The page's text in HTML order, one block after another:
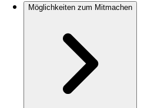
Möglichkeiten zum Mitmachen